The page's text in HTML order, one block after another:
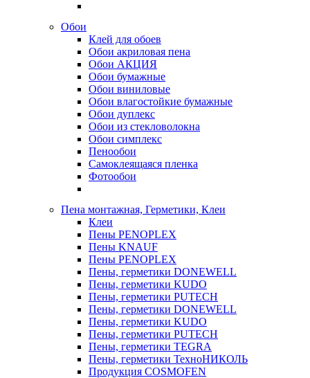
Обои
Клей для обоев
Обои акриловая пена
Обои АКЦИЯ
Обои бумажные
Обои виниловые
Обои влагостойкие бумажные
Обои дуплекс
Обои из стекловолокна
Обои симплекс
Пенообои
Самоклеящаяся пленка
Фотообои
Пена монтажная, Герметики, Клеи
Клеи
Пены PENOPLEX
Пены KNAUF
Пены PENOPLEX
Пены, герметики DONEWELL
Пены, герметики KUDO
Пены, герметики PUTECH
Пены, герметики DONEWELL
Пены, герметики KUDO
Пены, герметики PUTECH
Пены, герметики TEGRA
Пены, герметики ТехноНИКОЛЬ
Продукция COSMOFEN